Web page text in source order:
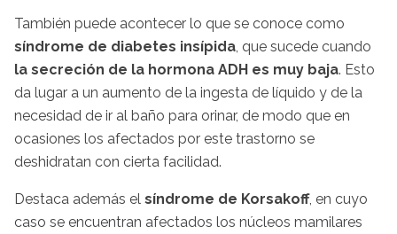
También puede acontecer lo que se conoce como
síndrome de diabetes insípida, que sucede cuando
la secreción de la hormona ADH es muy baja. Esto
da lugar a un aumento de la ingesta de líquido y de la
necesidad de ir al baño para orinar, de modo que en
ocasiones los afectados por este trastorno se
deshidratan con cierta facilidad.
Destaca además el síndrome de Korsakoff, en cuyo
caso se encuentran afectados los núcleos mamilares